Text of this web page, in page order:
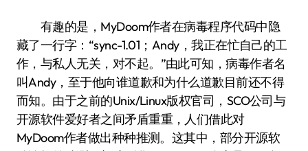
有趣的是，MyDoom作者在病毒程序代码中隐
藏了一行字：“sync-1.01；Andy，我正在忙自己的工
作，与私人无关，对不起。”由此可知，病毒作者名
叫Andy，至于他向谁道歉和为什么道歉目前还不得
而知。由于之前的Unix/Linux版权官司，SCO公司与
开源软件爱好者之间矛盾重重，人们借此对
MyDoom作者做出种种推测。这其中，部分开源软